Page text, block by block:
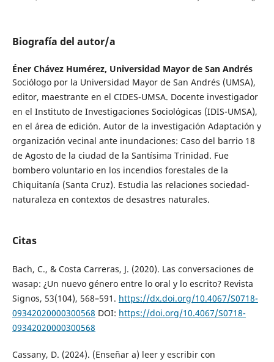
Biografía del autor/a
Éner Chávez Humérez, Universidad Mayor de San Andrés
Sociólogo por la Universidad Mayor de San Andrés (UMSA),
editor, maestrante en el CIDES-UMSA. Docente investigador
en el Instituto de Investigaciones Sociológicas (IDIS-UMSA),
en el área de edición. Autor de la investigación Adaptación y
organización vecinal ante inundaciones: Caso del barrio 18
de Agosto de la ciudad de la Santísima Trinidad. Fue
bombero voluntario en los incendios forestales de la
Chiquitanía (Santa Cruz). Estudia las relaciones sociedad-
naturaleza en contextos de desastres naturales.
Citas
Bach, C., & Costa Carreras, J. (2020). Las conversaciones de
wasap: ¿Un nuevo género entre lo oral y lo escrito? Revista
Signos, 53(104), 568–591. https://dx.doi.org/10.4067/S0718-
09342020000300568 DOI: https://doi.org/10.4067/S0718-
09342020000300568
Cassany, D. (2024). (Enseñar a) leer y escribir con